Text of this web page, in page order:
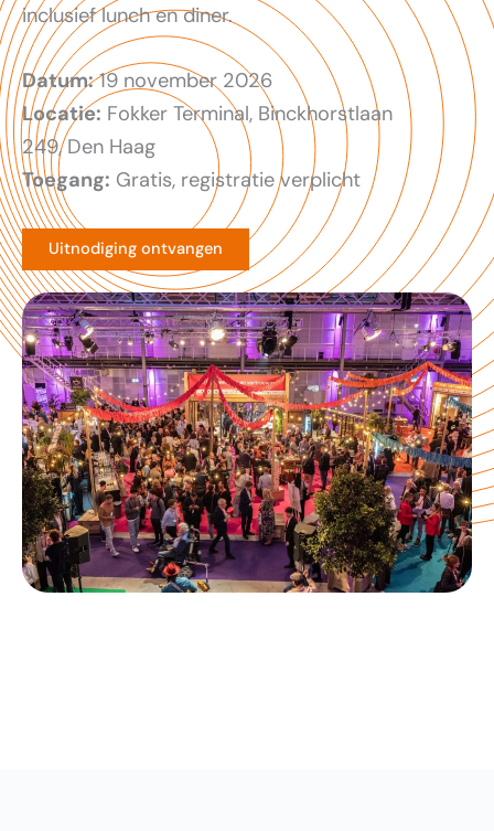
inclusief lunch en diner.
Datum:19 november 2026
Locatie: Fokker Terminal, Binckhorstlaan
249, Den Haag
Toegang: Gratis, registratie verplicht
Uitnodiging ontvangen